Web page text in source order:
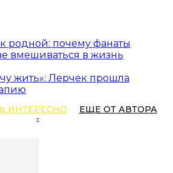
родной: почему фанаты
вмешиваться в жизнь
жить»: Лерчек прошла
ИНТЕРЕСНО ЕЩЕ ОТ АВТОРА